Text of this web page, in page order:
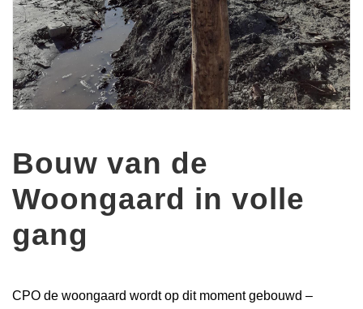
Bouw van de
Woongaard in volle
gang
CPO de woongaard wordt op dit moment gebouwd –